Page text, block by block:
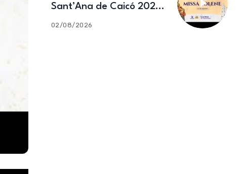
Sant’Ana de Caicó 2026 |
02/08/2026